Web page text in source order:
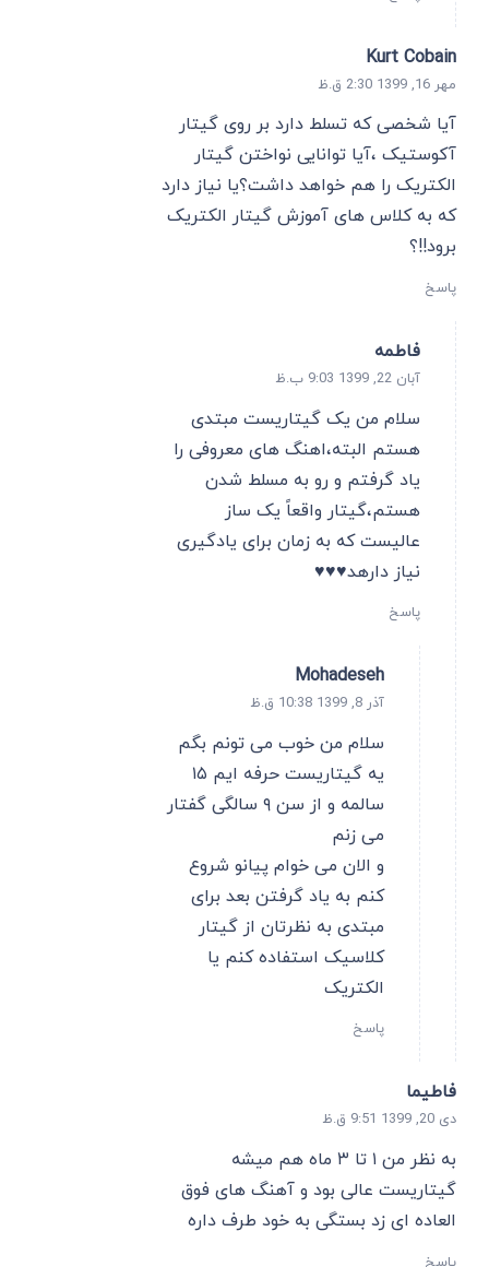
Kurt Cobain
مهر 16, 1399 2:30 ق.ظ
آیا شخصی که تسلط دارد بر روی گیتار
آکوستیک ،آیا توانایی نواختن گیتار
الکتریک را هم خواهد داشت؟یا نیاز دارد
که به کلاس های آموزش گیتار الکتریک
برود!!؟
پاسخ
فاطمه
آبان 22, 1399 9:03 ب.ظ
سلام من یک گیتاریست مبتدی
هستم البته،اهنگ های معروفی را
یاد گرفتم و رو به مسلط شدن
هستم،گیتار واقعاً یک ساز
عالیست که به زمان برای یادگیری
نیاز دارهد♥️♥️♥️
پاسخ
Mohadeseh
آذر 8, 1399 10:38 ق.ظ
سلام من خوب می تونم بگم
یه گیتاریست حرفه ایم ۱۵
سالمه و از سن ۹ سالگی گفتار
می زنم
و الان می خوام پیانو شروع
کنم به یاد گرفتن بعد برای
مبتدی به نظرتان از گیتار
کلاسیک استفاده کنم یا
الکتریک
پاسخ
فاطیما
دی 20, 1399 9:51 ق.ظ
به نظر من ۱ تا ۳ ماه هم میشه
گیتاریست عالی بود و آهنگ های فوق
العاده ای زد بستگی به خود طرف داره
پاسخ